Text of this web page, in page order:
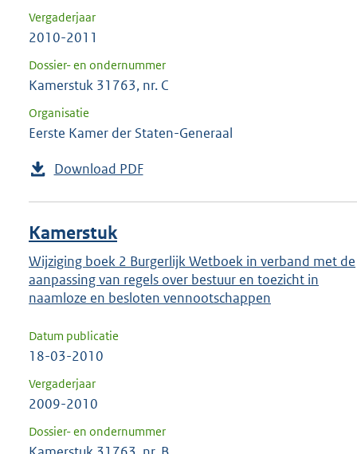
Vergaderjaar
2010-2011
Dossier- en ondernummer
Kamerstuk 31763, nr. C
Organisatie
Eerste Kamer der Staten-Generaal
Download PDF
Kamerstuk
Wijziging boek 2 Burgerlijk Wetboek in verband met de
aanpassing van regels over bestuur en toezicht in
naamloze en besloten vennootschappen
Datum publicatie
18-03-2010
Vergaderjaar
2009-2010
Dossier- en ondernummer